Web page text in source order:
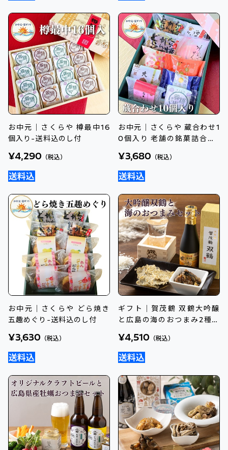
お中元｜さくらや 樽最中16
個入り-送料込のし付
¥4,290 （税込）
お中元｜さくらや 蔵合わせ1
0個入り 老舗の銘菓詰合せ-
¥3,680 （税込）
お中元｜さくらや どら焼き
五趣めぐり-送料込のし付
¥3,630 （税込）
ギフト｜賀茂鶴 双鶴大吟醸
と広島の海のおつまみ2種セ
¥4,510 （税込）